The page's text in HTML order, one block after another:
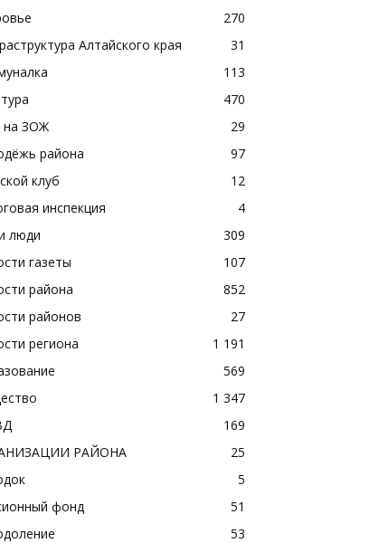
270
Алтайского края
31
113
470
на ЗОЖ
29
района
97
клуб
12
инспекция
4
люди
309
газеты
107
района
852
районов
27
региона
1 191
569
1 347
169
РАЙОНА
25
5
фонд
51
53